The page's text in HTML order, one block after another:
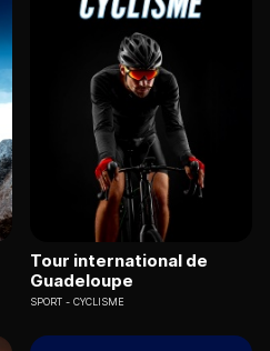
Tour international de
Guadeloupe
SPORT CYCLISME